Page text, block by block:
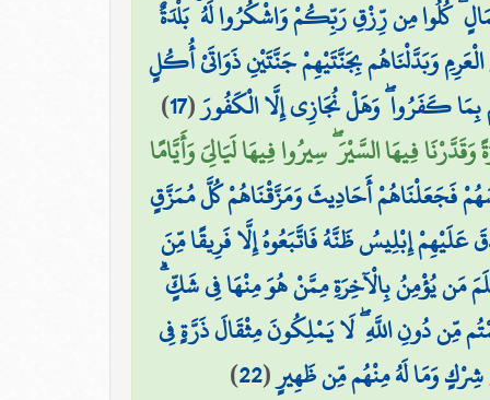
كُلُوا مِن رِّزْقِ رَبِّكُمْ وَاشْكُرُوا لَهُ ۚ بَلْدَةٌ
وَبَدَّلْنَاهُم بِجَنَّتَيْهِمْ جَنَّتَيْنِ ذَوَاتَيْ أُكُلٍ
كَفَرُوا ۖ وَهَلْ نُجَازِي إِلَّا الْكَفُورَ(
17
)
فِيهَا السَّيْرَ ۖ سِيرُوا فِيهَا لَيَالِيَ وَأَيَّامًا
فَجَعَلْنَاهُمْ أَحَادِيثَ وَمَزَّقْنَاهُمْ كُلَّ مُمَزَّقٍ
إِبْلِيسُ ظَنَّهُ فَاتَّبَعُوهُ إِلَّا فَرِيقًا مِّنَ
مَن يُؤْمِنُ بِالْآخِرَةِ مِمَّنْ هُوَ مِنْهَا فِي شَكٍّ
مِّن دُونِ اللَّهِ ۖ لَا يَمْلِكُونَ مِثْقَالَ ذَرَّةٍ فِي
وَمَا لَهُ مِنْهُم مِّن ظَهِيرٍ(
22
)